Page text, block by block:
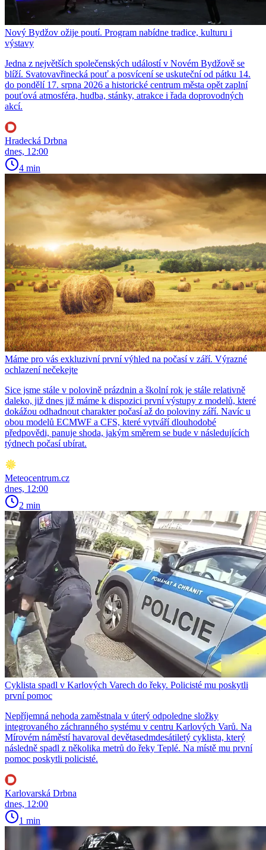
Nový Bydžov ožije poutí. Program nabídne tradice, kulturu i
výstavy
Jedna z největších společenských událostí v Novém Bydžově se
blíží. Svatovavřinecká pouť a posvícení se uskuteční od pátku 14.
do pondělí 17. srpna 2026 a historické centrum města opět zaplní
pouťová atmosféra, hudba, stánky, atrakce i řada doprovodných
akcí.
Hradecká Drbna
dnes, 12:00
4 min
Máme pro vás exkluzivní první výhled na počasí v září. Výrazné
ochlazení nečekejte
Sice jsme stále v polovině prázdnin a školní rok je stále relativně
daleko, již dnes již máme k dispozici první výstupy z modelů, které
dokážou odhadnout charakter počasí až do poloviny září. Navíc u
obou modelů ECMWF a CFS, které vytváří dlouhodobé
předpovědi, panuje shoda, jakým směrem se bude v následujících
týdnech počasí ubírat.
Meteocentrum.cz
dnes, 12:00
2 min
Cyklista spadl v Karlových Varech do řeky. Policisté mu poskytli
první pomoc
Nepříjemná nehoda zaměstnala v úterý odpoledne složky
integrovaného záchranného systému v centru Karlových Varů. Na
Mírovém náměstí havaroval devětasedmdesátiletý cyklista, který
následně spadl z několika metrů do řeky Teplé. Na místě mu první
pomoc poskytli policisté.
Karlovarská Drbna
dnes, 12:00
1 min